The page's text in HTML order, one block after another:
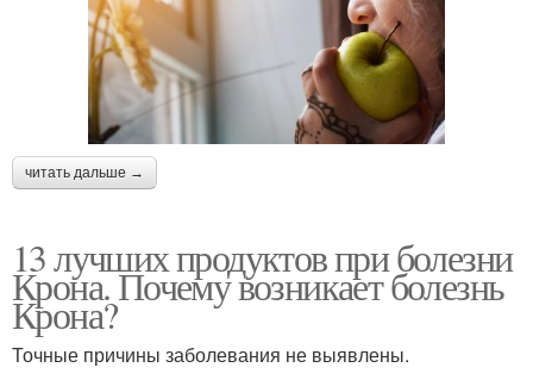
читать дальше →
13 лучших продуктов при болезни
Крона. Почему возникает болезнь
Крона?
Точные причины заболевания не выявлены.